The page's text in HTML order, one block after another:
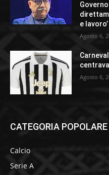
e lavoro’
Agosto 6,
Agosto 6,
CATEGORIA POPOLARE
Calcio
Serie A